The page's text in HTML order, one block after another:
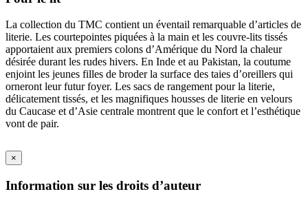
La collection du TMC contient un éventail remarquable d’articles de
literie. Les courtepointes piquées à la main et les couvre-lits tissés
apportaient aux premiers colons d’Amérique du Nord la chaleur
désirée durant les rudes hivers. En Inde et au Pakistan, la coutume
enjoint les jeunes filles de broder la surface des taies d’oreillers qui
orneront leur futur foyer. Les sacs de rangement pour la literie,
délicatement tissés, et les magnifiques housses de literie en velours
du Caucase et d’Asie centrale montrent que le confort et l’esthétique
vont de pair.
×
Information sur les droits d’auteur